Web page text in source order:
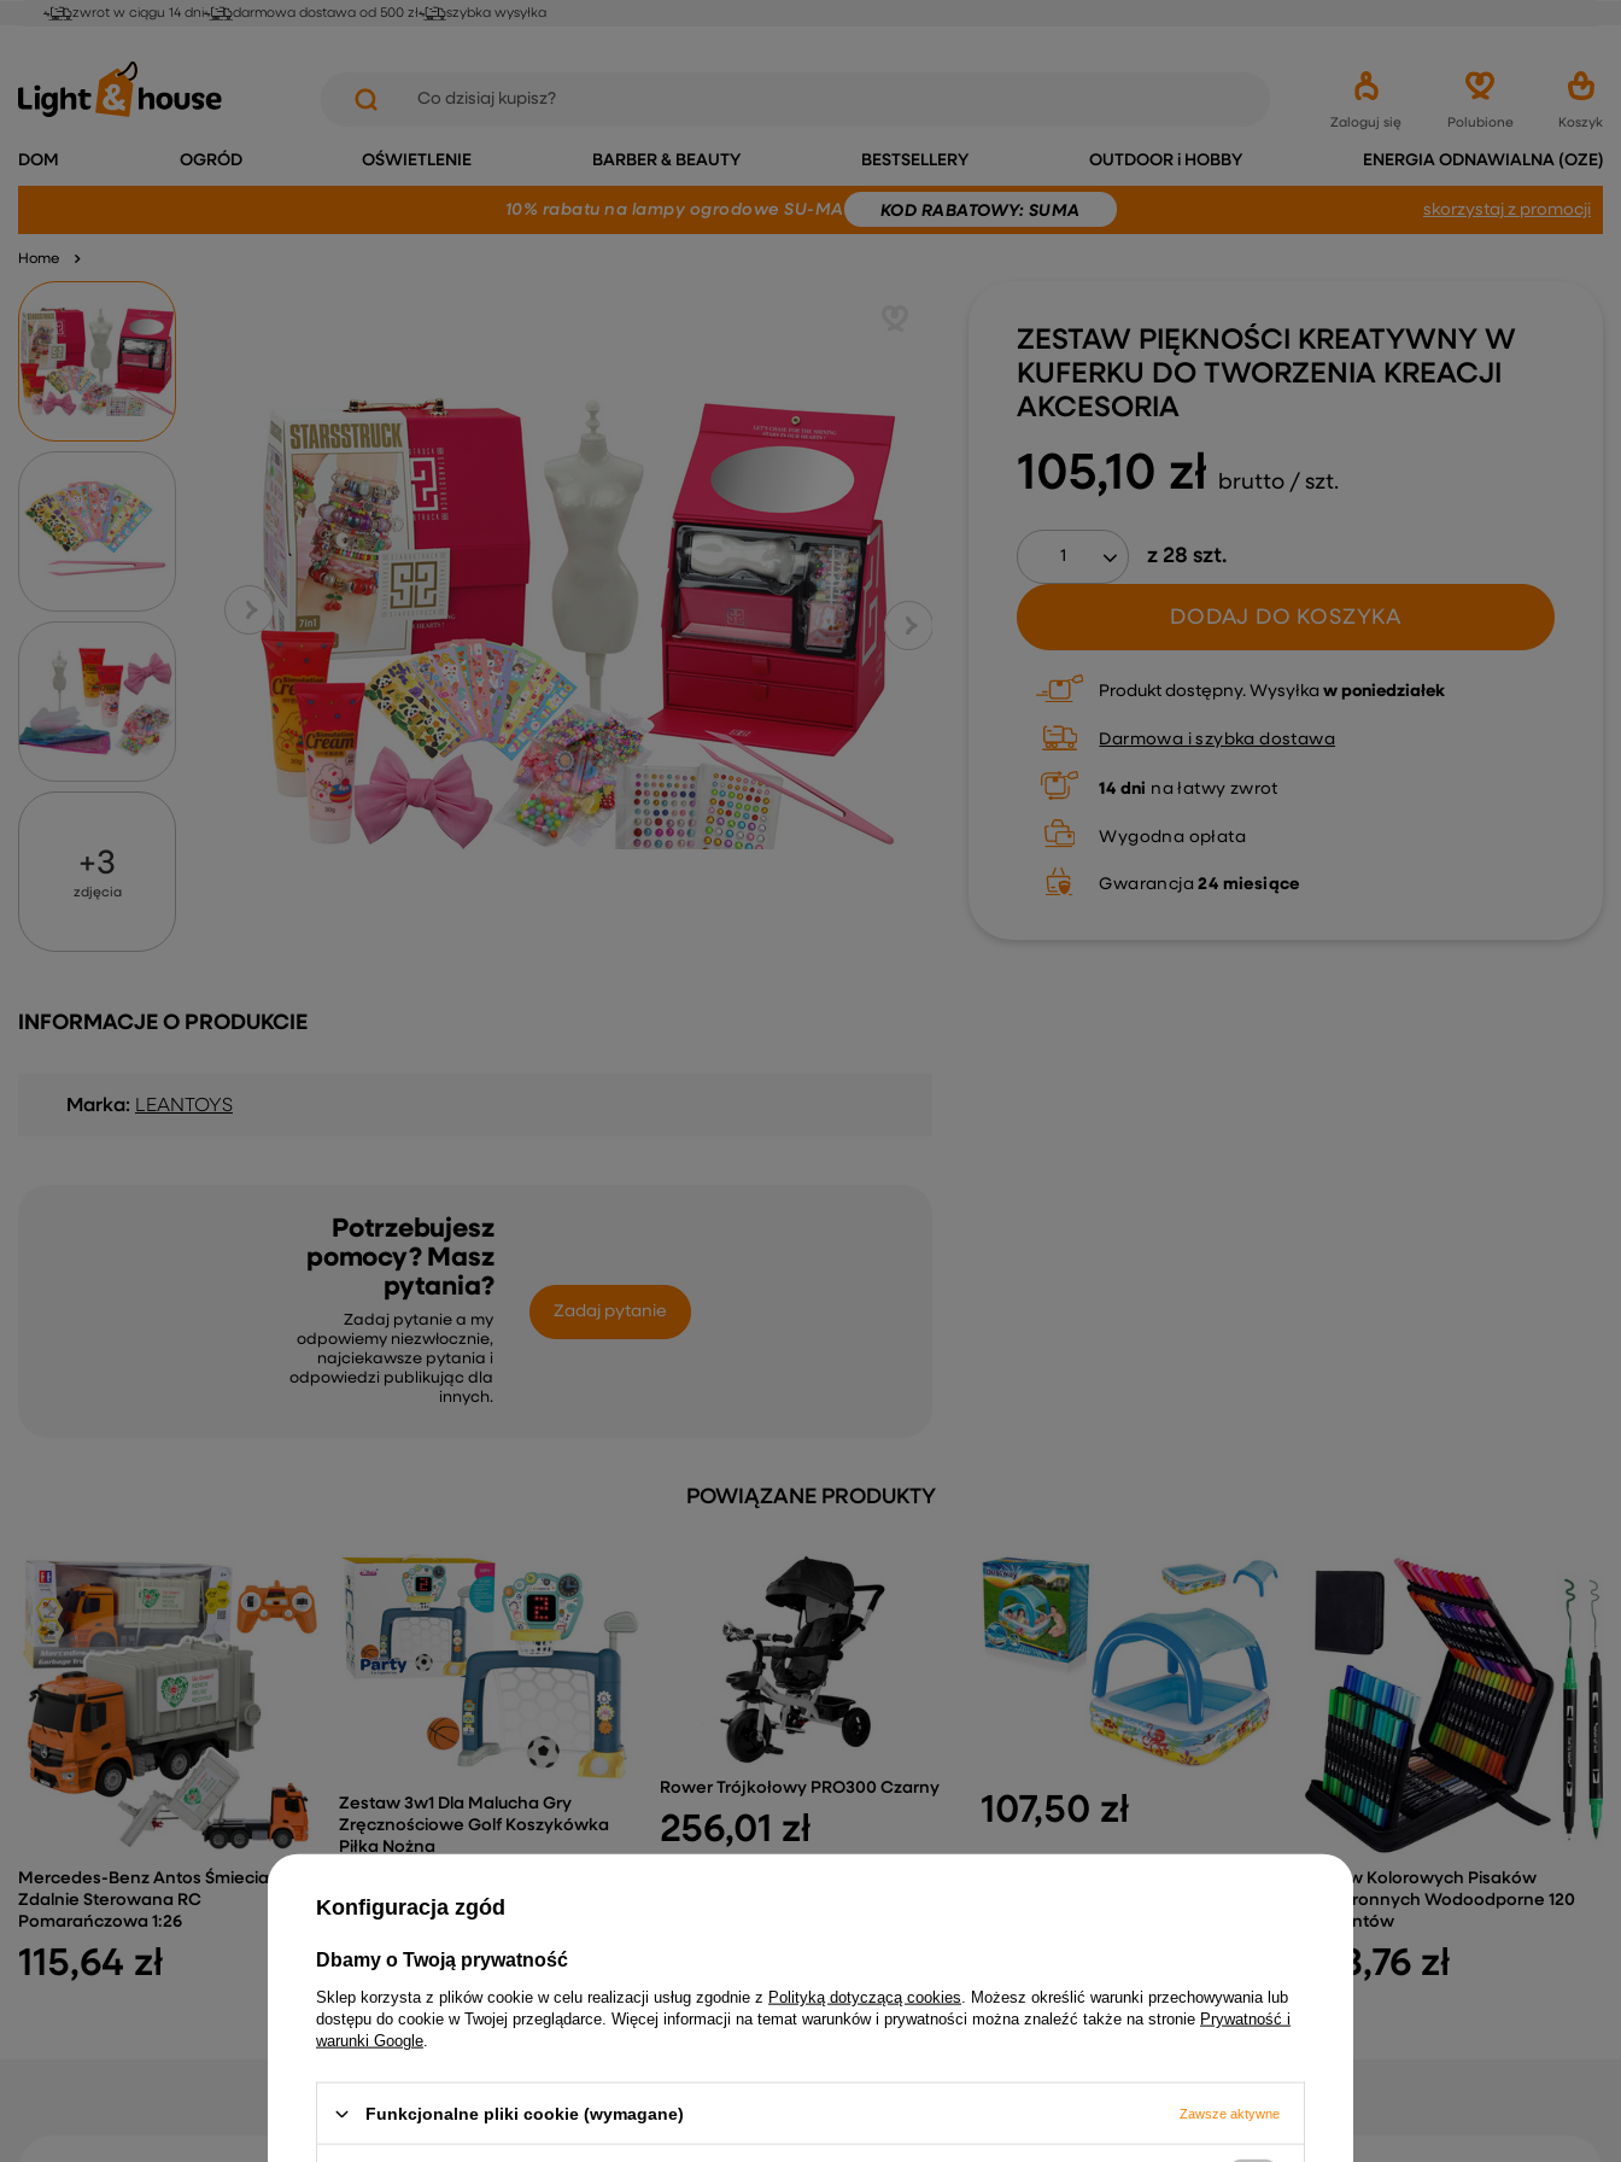
zwrot w ciągu 14 dni darmowa dostawa od 500 zł szybka wysyłka
Zaloguj się Polubione Koszyk
DOM OGRÓD OŚWIETLENIE BARBER & BEAUTY BESTSELLERY OUTDOOR i HOBBY ENERGIA ODNAWIALNA (OZE)
10% rabatu na lampy ogrodowe SU-MA KOD RABATOWY: SUMA skorzystaj z promocji
Home
+3
zdjęcia
105,10 zł brutto / szt.
z 28szt.
DODAJ DO KOSZYKA
ZESTAW PIĘKNOŚCI KREATYWNY W
KUFERKU DO TWORZENIA KREACJI
AKCESORIA
Produkt dostępny Wysyłkaw poniedziałek
Darmowa i szybka dostawa
14 dni na łatwy zwrot
Wygodna opłata
Gwarancja 24 miesiące
INFORMACJE O PRODUKCIE
Marka: LEANTOYS
Potrzebujesz
pomocy? Masz
pytania?
Zadaj pytanie a my
odpowiemy niezwłocznie,
najciekawsze pytania i
odpowiedzi publikując dla
innych.
Zadaj pytanie
POWIĄZANE PRODUKTY
Mercedes-Benz Antos Śmieciarka
Zdalnie Sterowana RC
Pomarańczowa 1:26
115,64 zł
Zestaw 3w1 Dla Malucha Gry
Zręcznościowe Golf Koszykówka
Piłka Nożna
164,72 zł
Rower Trójkołowy PRO300 Czarny
256,01 zł
107,50 zł
Zestaw Kolorowych Pisaków
Dwustronnych Wodoodporne 120
Elementów
108,76 zł
Konfiguracja zgód
Dbamy o Twoją prywatność
Sklep korzysta z plików cookie w celu realizacji usług zgodnie z Polityką dotyczącą cookies . Możesz określić warunki przechowywania lub
dostępu do cookie w Twojej przeglądarce. Więcej informacji na temat warunków i prywatności można znaleźć także na stronie Prywatność i
warunki Google
Funkcjonalne pliki cookie (wymagane) Zawsze aktywne